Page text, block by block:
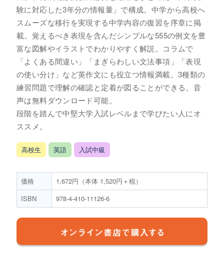
験に対応した3年分の情報量」で構成。中学から高校へ
スムーズな移行を実現する中学内容の復習を序章に掲
載。覚えるべき表現を含んだシンプルな555の例文を豊
富な図解やイラストでわかりやすく解説。コラムで
「よくある間違い」「まぎらわしい文法事項」「表現
の使い分け」など英作文にも役立つ情報満載。3種類の
練習問題で理解の確認と定着が図ることができる。音
声は無料ダウンロード可能。
段階を踏んで中堅大学入試レベルまで学びたい人にオ
ススメ。
高校生 英語 入試中級
価格
1,672円（本体 1,520円＋税）
ISBN
978-4-410-11126-6